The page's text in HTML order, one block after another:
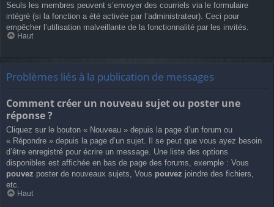
Seuls les membres peuvent s’envoyer des courriels via le formulaire
intégré (si la fonction a été activée par l’administrateur). Ceci pour
empêcher l’utilisation malveillante de la fonctionnalité par les invités.
Haut
Problèmes liés à la publication de messages
Comment créer un nouveau sujet ou poster une
réponse ?
Cliquez sur le bouton « Nouveau » depuis la page d’un forum ou
« Répondre » depuis la page d’un sujet. Il se peut que vous ayez besoin
d’être enregistré pour écrire un message. Une liste des options
disponibles est affichée en bas de page des forums, exemple : Vous
pouvez poster de nouveaux sujets, Vous pouvez joindre des fichiers,
etc.
Haut